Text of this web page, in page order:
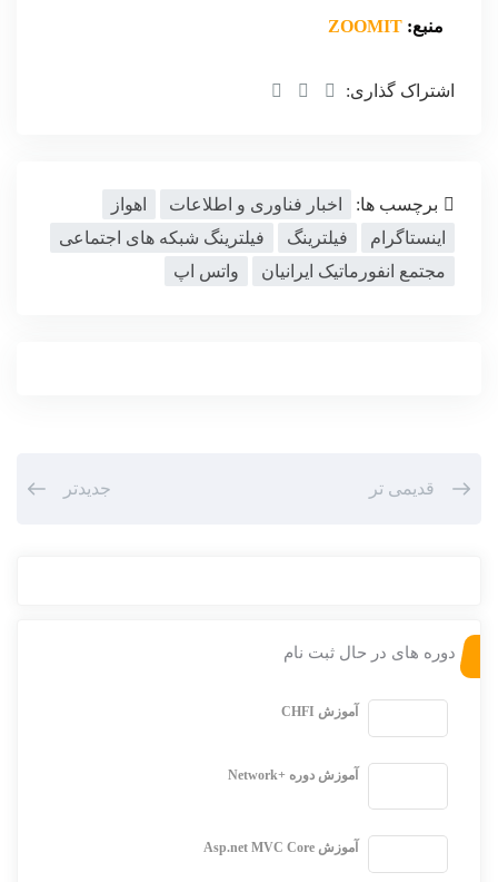
منبع: ZOOMIT
اشتراک گذاری:
برچسب ها: اخبار فناوری و اطلاعات
اهواز
اینستاگرام
فیلترینگ
فیلترینگ شبکه های اجتماعی
مجتمع انفورماتیک ایرانیان
واتس اپ
قدیمی تر جدیدتر
دوره های در حال ثبت نام
آموزش CHFI
آموزش دوره +Network
آموزش Asp.net MVC Core